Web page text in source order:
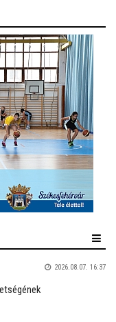
2026.08.07. 16:37